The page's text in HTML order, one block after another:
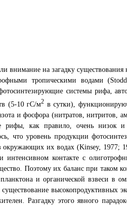
внимание на загадку существования
тропическими водами
системы рифа,
(5-10 гС/м2 в сутки),
и фосфора (нитратов, нитритов,
рифы, как правило, очень низок
что уровень продукции
окружающих их водах (Kinsey, 1977;
интенсивном контакте с
Поэтому их баланс при таком
и органической взвеси в
высокопродуктивных
Разгадку этого явного